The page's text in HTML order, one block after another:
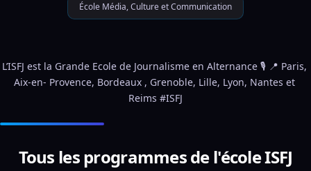
École Média, Culture et Communication
L’ISFJ est la Grande Ecole de Journalisme en Alternance 🎙️ 📍 Paris,
Aix-en- Provence, Bordeaux , Grenoble, Lille, Lyon, Nantes et
Reims #ISFJ
Tous les programmes de l'école ISFJ